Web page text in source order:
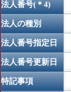
法人番号(＊4)
法人の種別
法人番号指定日
法人番号更新日
特記事項